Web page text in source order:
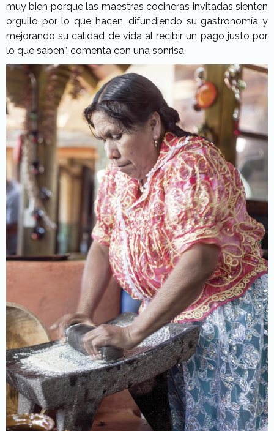
muy bien porque las maestras cocineras invitadas sienten
orgullo por lo que hacen, difundiendo su gastronomía y
mejorando su calidad de vida al recibir un pago justo por
lo que saben”, comenta con una sonrisa.